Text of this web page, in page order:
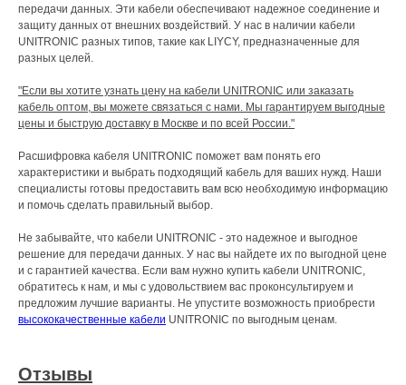
передачи данных. Эти кабели обеспечивают надежное соединение и
защиту данных от внешних воздействий. У нас в наличии кабели
UNITRONIC разных типов, такие как LIYCY, предназначенные для
разных целей.
"Если вы хотите узнать цену на кабели UNITRONIC или заказать
кабель оптом, вы можете связаться с нами. Мы гарантируем выгодные
цены и быструю доставку в Москве и по всей России."
Расшифровка кабеля UNITRONIC поможет вам понять его
характеристики и выбрать подходящий кабель для ваших нужд. Наши
специалисты готовы предоставить вам всю необходимую информацию
и помочь сделать правильный выбор.
Не забывайте, что кабели UNITRONIC - это надежное и выгодное
решение для передачи данных. У нас вы найдете их по выгодной цене
и с гарантией качества. Если вам нужно купить кабели UNITRONIC,
обратитесь к нам, и мы с удовольствием вас проконсультируем и
предложим лучшие варианты. Не упустите возможность приобрести
высококачественные кабели UNITRONIC по выгодным ценам.
Отзывы